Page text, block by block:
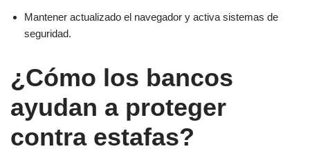
Mantener actualizado el navegador y activa sistemas de
seguridad.
¿Cómo los bancos
ayudan a proteger
contra estafas?